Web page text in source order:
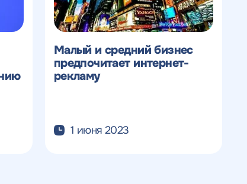
Малый и средний бизнес
предпочитает интернет-
рекламу
1 июня 2023